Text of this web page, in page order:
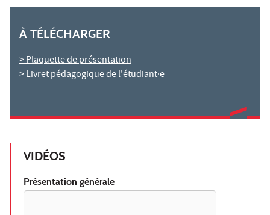
À TÉLÉCHARGER
> Plaquette de présentation
> Livret pédagogique de l'étudiant·e
VIDÉOS
Présentation générale